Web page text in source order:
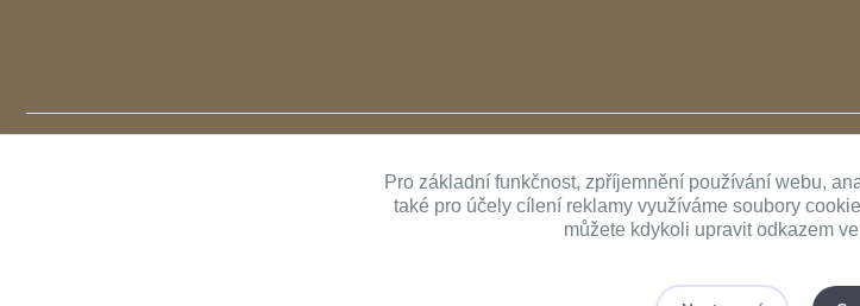
Pro základní funkčnost, zpříjemnění používání webu,
také pro účely cílení reklamy využíváme soubory
můžete kdykoli upravit odkazem